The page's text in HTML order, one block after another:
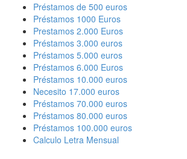
Préstamos de 500 euros
Préstamos 1000 Euros
Prestamos 2.000 Euros
Préstamos 3.000 euros
Préstamos 5.000 euros
Préstamos 6.000 Euros
Préstamos 10.000 euros
Necesito 17.000 euros
Préstamos 70.000 euros
Préstamos 80.000 euros
Préstamos 100.000 euros
Calculo Letra Mensual